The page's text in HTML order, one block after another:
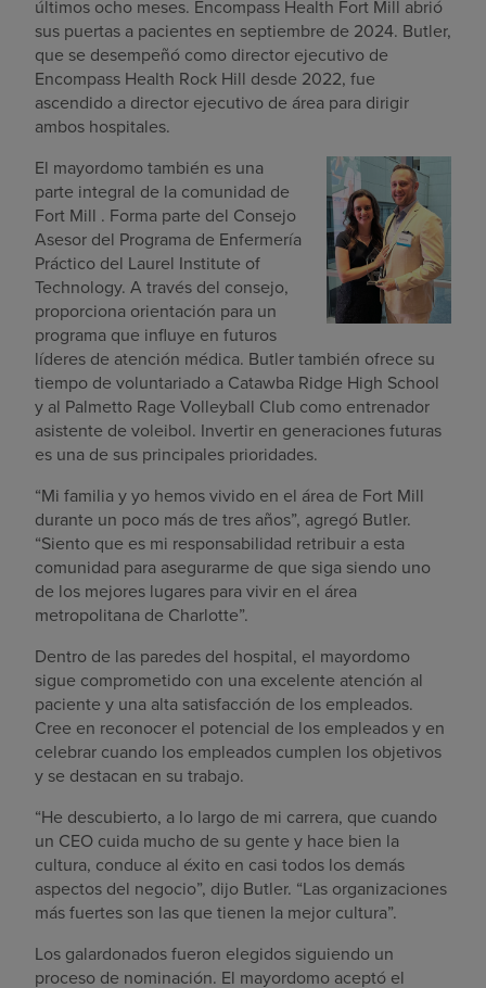
últimos ocho meses. Encompass Health Fort Mill abrió
sus puertas a pacientes en septiembre de 2024. Butler,
que se desempeñó como director ejecutivo de
Encompass Health Rock Hill desde 2022, fue
ascendido a director ejecutivo de área para dirigir
ambos hospitales.
El mayordomo también es una
parte integral de la comunidad de
Fort Mill . Forma parte del Consejo
Asesor del Programa de Enfermería
Práctico del Laurel Institute of
Technology. A través del consejo,
proporciona orientación para un
programa que influye en futuros
líderes de atención médica. Butler también ofrece su
tiempo de voluntariado a Catawba Ridge High School
y al Palmetto Rage Volleyball Club como entrenador
asistente de voleibol. Invertir en generaciones futuras
es una de sus principales prioridades.
“Mi familia y yo hemos vivido en el área de Fort Mill
durante un poco más de tres años”, agregó Butler.
“Siento que es mi responsabilidad retribuir a esta
comunidad para asegurarme de que siga siendo uno
de los mejores lugares para vivir en el área
metropolitana de Charlotte”.
Dentro de las paredes del hospital, el mayordomo
sigue comprometido con una excelente atención al
paciente y una alta satisfacción de los empleados.
Cree en reconocer el potencial de los empleados y en
celebrar cuando los empleados cumplen los objetivos
y se destacan en su trabajo.
“He descubierto, a lo largo de mi carrera, que cuando
un CEO cuida mucho de su gente y hace bien la
cultura, conduce al éxito en casi todos los demás
aspectos del negocio”, dijo Butler. “Las organizaciones
más fuertes son las que tienen la mejor cultura”.
Los galardonados fueron elegidos siguiendo un
proceso de nominación. El mayordomo aceptó el